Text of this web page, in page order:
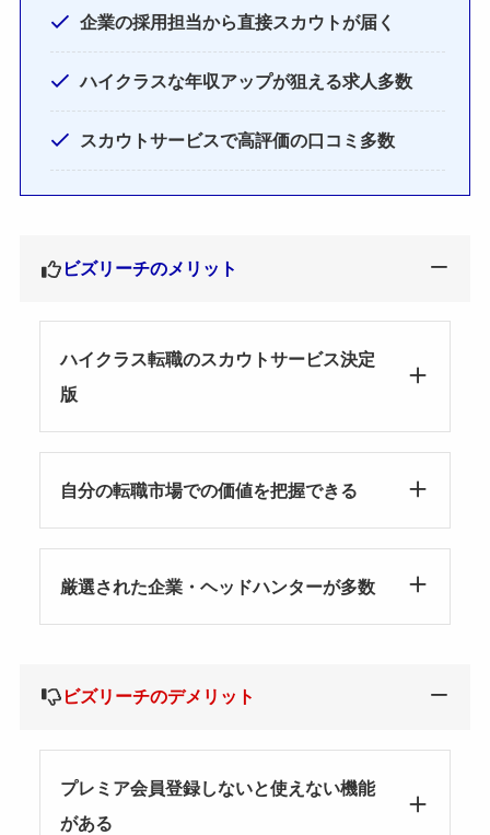
企業の採用担当から直接スカウトが届く
ハイクラスな年収アップが狙える求人多数
スカウトサービスで高評価の口コミ多数
ビズリーチのメリット
ハイクラス転職のスカウトサービス決定
版
自分の転職市場での価値を把握できる
厳選された企業・ヘッドハンターが多数
ビズリーチのデメリット
プレミア会員登録しないと使えない機能
がある